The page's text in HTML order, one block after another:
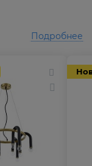
Подробнее